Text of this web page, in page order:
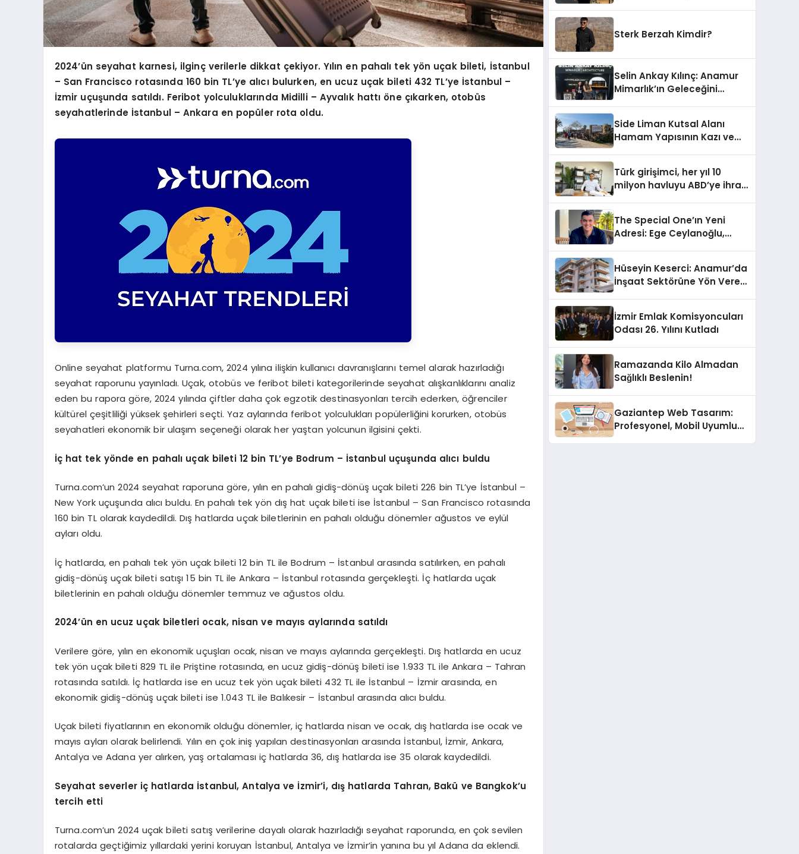
2024’ün seyahat karnesi, ilginç verilerle dikkat çekiyor. Yılın en pahalı tek yön uçak bileti, İstanbul
– San Francisco rotasında 160 bin TL’ye alıcı bulurken, en ucuz uçak bileti 432 TL’ye İstanbul –
İzmir uçuşunda satıldı. Feribot yolculuklarında Midilli – Ayvalık hattı öne çıkarken, otobüs
seyahatlerinde İstanbul – Ankara en popüler rota oldu.
Online seyahat platformu Turna.com, 2024 yılına ilişkin kullanıcı davranışlarını temel alarak hazırladığı
seyahat raporunu yayınladı. Uçak, otobüs ve feribot bileti kategorilerinde seyahat alışkanlıklarını analiz
eden bu rapora göre, 2024 yılında çiftler daha çok egzotik destinasyonları tercih ederken, öğrenciler
kültürel çeşitliliği yüksek şehirleri seçti. Yaz aylarında feribot yolculukları popülerliğini korurken, otobüs
seyahatleri ekonomik bir ulaşım seçeneği olarak her yaştan yolcunun ilgisini çekti.
İç hat tek yönde en pahalı uçak bileti 12 bin TL’ye Bodrum – İstanbul uçuşunda alıcı buldu
Turna.com’un 2024 seyahat raporuna göre, yılın en pahalı gidiş-dönüş uçak bileti 226 bin TL’ye İstanbul –
New York uçuşunda alıcı buldu. En pahalı tek yön dış hat uçak bileti ise İstanbul – San Francisco rotasında
160 bin TL olarak kaydedildi. Dış hatlarda uçak biletlerinin en pahalı olduğu dönemler ağustos ve eylül
ayları oldu.
İç hatlarda, en pahalı tek yön uçak bileti 12 bin TL ile Bodrum – İstanbul arasında satılırken, en pahalı
gidiş-dönüş uçak bileti satışı 15 bin TL ile Ankara – İstanbul rotasında gerçekleşti. İç hatlarda uçak
biletlerinin en pahalı olduğu dönemler temmuz ve ağustos oldu.
2024’ün en ucuz uçak biletleri ocak, nisan ve mayıs aylarında satıldı
Verilere göre, yılın en ekonomik uçuşları ocak, nisan ve mayıs aylarında gerçekleşti. Dış hatlarda en ucuz
tek yön uçak bileti 829 TL ile Priştine rotasında, en ucuz gidiş-dönüş bileti ise 1.933 TL ile Ankara – Tahran
rotasında satıldı. İç hatlarda ise en ucuz tek yön uçak bileti 432 TL ile İstanbul – İzmir arasında, en
ekonomik gidiş-dönüş uçak bileti ise 1.043 TL ile Balıkesir – İstanbul arasında alıcı buldu.
Uçak bileti fiyatlarının en ekonomik olduğu dönemler, iç hatlarda nisan ve ocak, dış hatlarda ise ocak ve
mayıs ayları olarak belirlendi. Yılın en çok iniş yapılan destinasyonları arasında İstanbul, İzmir, Ankara,
Antalya ve Adana yer alırken, yaş ortalaması iç hatlarda 36, dış hatlarda ise 35 olarak kaydedildi.
Seyahat severler iç hatlarda İstanbul, Antalya ve İzmir’i, dış hatlarda Tahran, Bakü ve Bangkok’u
tercih etti
Turna.com’un 2024 uçak bileti satış verilerine dayalı olarak hazırladığı seyahat raporunda, en çok sevilen
rotalarda geçtiğimiz yıllardaki yerini koruyan İstanbul, Antalya ve İzmir’in yanına bu yıl Adana da eklendi.
Sterk Berzah Kimdir?
Selin Ankay Kılınç: Anamur
Mimarlık’ın Geleceğini
Side Liman Kutsal Alanı
Hamam Yapısının Kazı ve
Katkılarıyla Tamamlandı
Türk girişimci, her yıl 10
milyon havluyu ABD’ye ihraç
The Special One’ın Yeni
Adresi: Ege Ceylanoğlu,
Geldi!
Hüseyin Keserci: Anamur’da
İnşaat Sektörüne Yön Veren
İzmir Emlak Komisyoncuları
Odası 26. Yılını Kutladı
Ramazanda Kilo Almadan
Sağlıklı Beslenin!
Gaziantep Web Tasarım:
Profesyonel, Mobil Uyumlu